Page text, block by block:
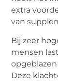
extra
van
Bij zeer
mensen
Deze